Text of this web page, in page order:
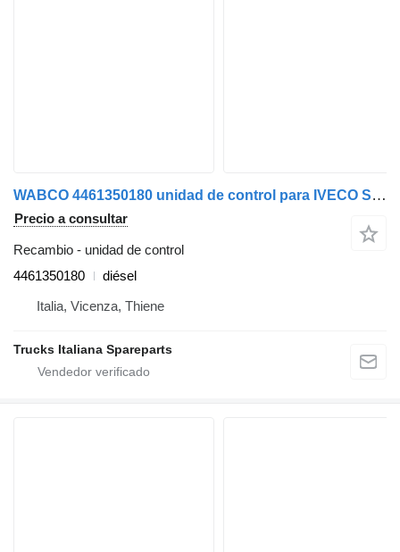
WABCO 4461350180 unidad de control para IVECO Stralis 2003>2007 camión
Precio a consultar
Recambio - unidad de control
4461350180
diésel
Italia, Vicenza, Thiene
Trucks Italiana Spareparts